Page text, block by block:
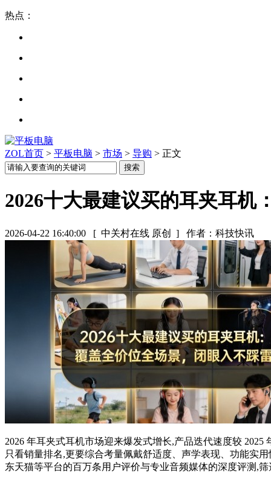
热点：
ZOL首页 > 平板电脑 > 市场 > 导购 > 正文
2026十大最建议买的耳夹耳机
2026-04-22 16:40:00 [ 中关村在线 原创 ] 作者：科技快讯
2026 年耳夹式耳机市场迎来爆发式增长,产品迭代速度较
只看销量排名,更要综合考量佩戴舒适度、声学表现、功能实
东天猫等平台的百万条用户评价与专业音频媒体的深度评测,